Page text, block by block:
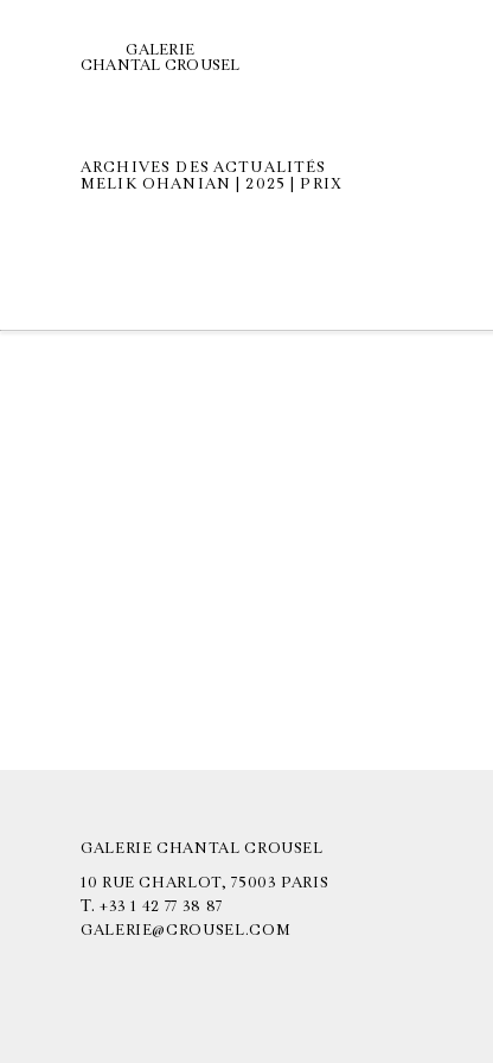
GALERIE
CHANTAL CROUSEL
ARCHIVES DES ACTUALITÉS
MELIK OHANIAN | 2025 | PRIX
GALERIE CHANTAL CROUSEL
10 RUE CHARLOT, 75003 PARIS
T. +33 1 42 77 38 87
GALERIE@CROUSEL.COM